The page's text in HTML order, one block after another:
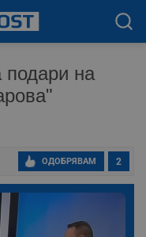
подари на
2
ОДОБРЯВАМ